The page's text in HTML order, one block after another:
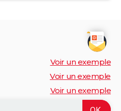
Voir un exemple
Voir un exemple
Voir un exemple